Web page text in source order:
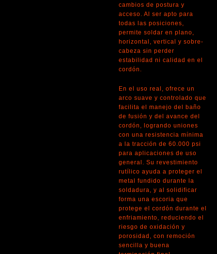
cambios de postura y
acceso. Al ser apto para
todas las posiciones,
permite soldar en plano,
horizontal, vertical y sobre-
cabeza sin perder
estabilidad ni calidad en el
cordón.
En el uso real, ofrece un
arco suave y controlado que
facilita el manejo del baño
de fusión y del avance del
cordón, logrando uniones
con una resistencia mínima
a la tracción de 60.000 psi
para aplicaciones de uso
general. Su revestimiento
rutílico ayuda a proteger el
metal fundido durante la
soldadura, y al solidificar
forma una escoria que
protege el cordón durante el
enfriamiento, reduciendo el
riesgo de oxidación y
porosidad, con remoción
sencilla y buena